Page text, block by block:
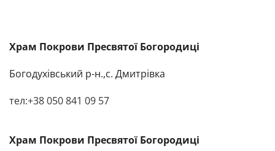
Храм Покрови Пресвятої Богородиці
Богодухівський р-н.,с. Дмитрівка
тел:+38 050 841 09 57
Храм Покрови Пресвятої Богородиці